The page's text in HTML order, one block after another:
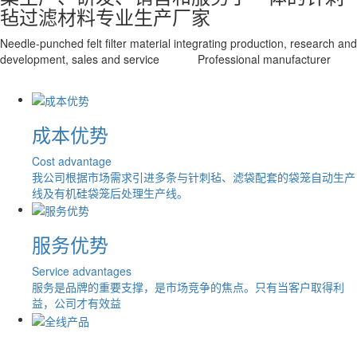
毡过滤材料专业生产厂家
Needle-punched felt filter material integrating production, research and
development, sales and service Professional manufacturer
成本优势
Cost advantage
我公司根据市场需求引进多条与针刺毡、滤袋配套的袋笼自动生产
线及有机硅袋笼后处理生产线。
服务优势
Service advantages
服务是品牌的重要支撑，是市场竞争的焦点。只有当客户取得利
益，公司才有效益